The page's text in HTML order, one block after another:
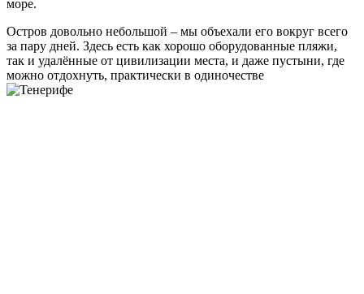
море.
Остров довольно небольшой – мы объехали его вокруг всего
за пару дней. Здесь есть как хорошо оборудованные пляжи,
так и удалённые от цивилизации места, и даже пустыни, где
можно отдохнуть, практически в одиночестве